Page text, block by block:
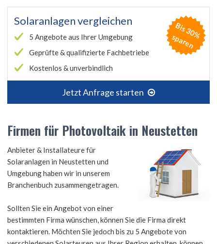
Solaranlagen vergleichen
5 Angebote aus Ihrer Umgebung
Geprüfte & qualifizierte Fachbetriebe
Kostenlos & unverbindlich
Jetzt Anfrage starten
B
is
3
0
%
s
p
a
r
e
n
Firmen für Photovoltaik in Neustetten
Anbieter & Installateure für
Solaranlagen in Neustetten und
Umgebung haben wir in unserem
Branchenbuch zusammengetragen.
Sollten Sie ein Angebot von einer
bestimmten Firma wünschen, können Sie die Firma direkt
kontaktieren. Möchten Sie jedoch bis zu 5 Angebote von